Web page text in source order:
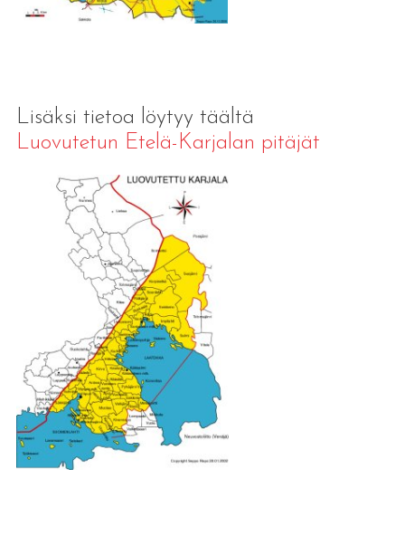
Lisäksi tietoa löytyy täältä
Luovutetun Etelä-Karjalan pitäjät